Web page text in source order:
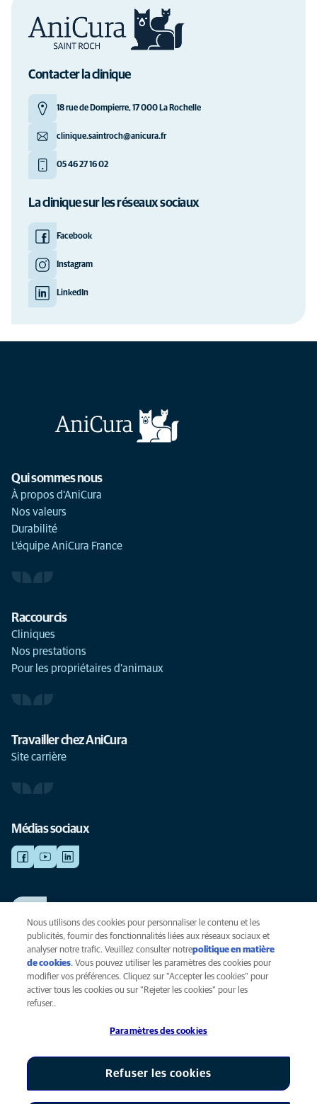
Contacter la clinique
18 rue de Dompierre, 17 000 La Rochelle
clinique.saintroch@anicura.fr
05 46 27 16 02
La clinique sur les réseaux sociaux
Facebook
Instagram
LinkedIn
Qui sommes nous
À propos d'AniCura
Nos valeurs
Durabilité
L'équipe AniCura France
Raccourcis
Cliniques
Nos prestations
Pour les propriétaires d'animaux
Travailler chez AniCura
Site carrière
Médias sociaux
Voir nos offres d'emploi
Vie privée
Légal
Cookies
AniCura est une filiale de Mars, Inc © 2026
Nous utilisons des cookies pour personnaliser le contenu et les
publicités, fournir des fonctionnalités liées aux réseaux sociaux et
analyser notre trafic. Veuillez consulter notrepolitique en matière
de cookies(opens in a new tab)
. Vous pouvez utiliser les paramètres des cookies pour
modifier vos préférences. Cliquez sur "Accepter les cookies" pour
activer tous les cookies ou sur "Rejeter les cookies" pour les
refuser..
Paramètres des cookies
Refuser les cookies